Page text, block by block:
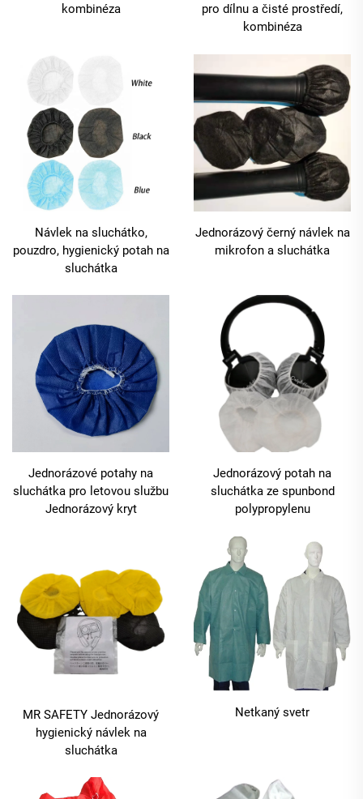
kombinéza
pro dílnu a čisté prostředí,
kombinéza
Návlek na sluchátko,
pouzdro, hygienický potah na
sluchátka
Jednorázový černý návlek na
mikrofon a sluchátka
Jednorázové potahy na
sluchátka pro letovou službu
Jednorázový kryt
Jednorázový potah na
sluchátka ze spunbond
polypropylenu
MR SAFETY Jednorázový
hygienický návlek na
sluchátka
Netkaný svetr